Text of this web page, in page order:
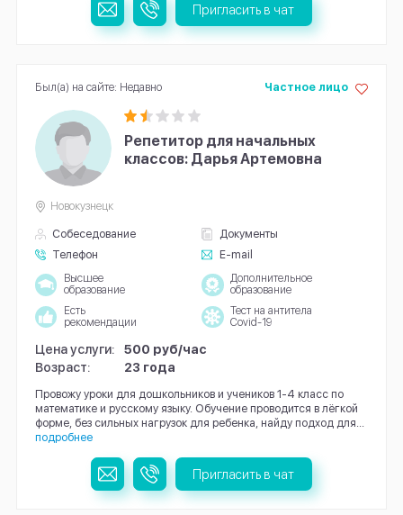
Пригласить в чат
Репетитор для начальных
классов: Дарья Артемовна
Собеседование
Документы
Телефон
E-mail
Частное лицо
Новокузнецк
Высшее
образование
Дополнительное
образование
Есть
рекомендации
Тест на антитела
Covid-19
Цена услуги:
500 руб/час
Возраст:
23 года
Провожу уроки для дошкольников и учеников 1-4 класс по
математике и русскому языку. Обучение проводится в лёгкой
форме, без сильных нагрузок для ребенка, найду подход для...
подробнее
Был(а) на сайте: Недавно
Пригласить в чат